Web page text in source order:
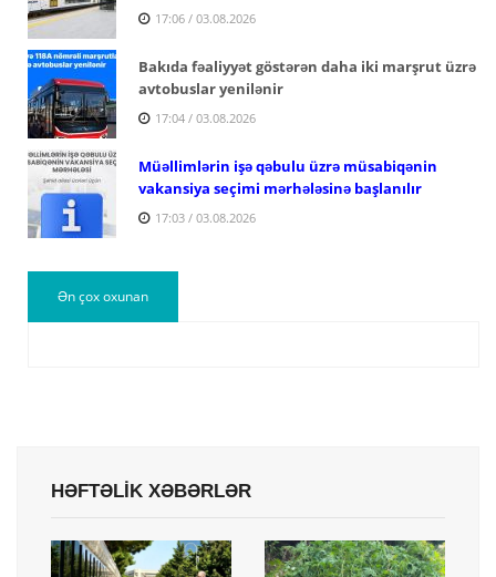
17:06 / 03.08.2026
Bakıda fəaliyyət göstərən daha iki marşrut üzrə
avtobuslar yenilənir
17:04 / 03.08.2026
Müəllimlərin işə qəbulu üzrə müsabiqənin
vakansiya seçimi mərhələsinə başlanılır
17:03 / 03.08.2026
Ən çox oxunan
HƏFTƏLİK XƏBƏRLƏR